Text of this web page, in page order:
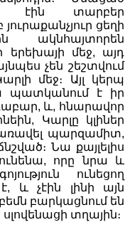
էին տարբեր
ցեղի
ակնհայտորեն
երեխայի մեջ, այդ
չեն շեշտվում
մեջ։ Այլ կերպ
պատկանում է իր
և, հնարավոր
Կարլը կլիներ
առավել պարզամիտ,
Նա քայլելիս
որը նրա և
ունեցող
և չէին լինի այն
բարկացնում են
տղային։